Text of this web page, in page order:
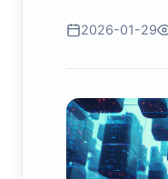
2026-01-29